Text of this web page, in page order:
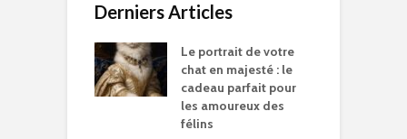
Derniers Articles
Le portrait de votre
chat en majesté : le
cadeau parfait pour
les amoureux des
félins